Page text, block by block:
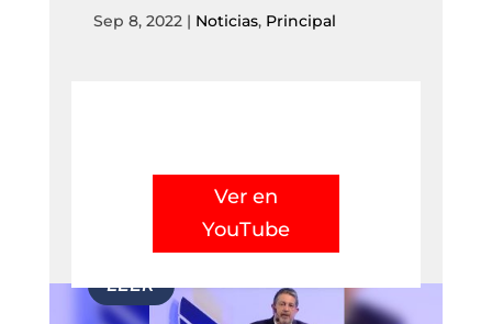
Sep 8, 2022| Noticias, Principal
Ver en
YouTube